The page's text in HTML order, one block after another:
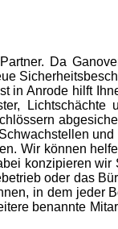
Da
in Anrode hilft
Lichtschächte
und
Wir können
konzipieren wir
oder das
in dem jeder
benannte